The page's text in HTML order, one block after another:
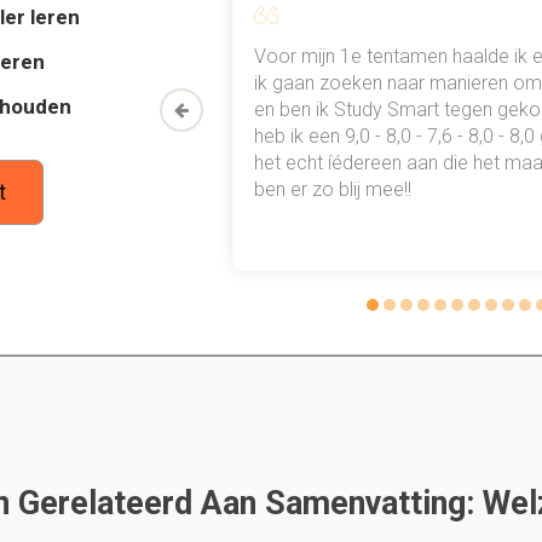
uitkeringen?
bovenop je inkomsten van de overheid bij een handicap
tussenkomsten?
krijgt geen geld, maar moet minder belastingen betalen
Afstemming en samenwerking tussen de
op hetzelfde beleidsveld een beleid uit. Maar ze
leren
mn
een heel
gewoon
Voor mijn 1e tentamen haalde ik
ik gaan zoeken naar manieren
en ben ik Study Smart tegen
heb ik een 9,0 - 8,0 - 7,6 - 8,0 -
het echt íédereen aan die het
ben er zo blij mee!!
Gerelateerd Aan Samenvatting: